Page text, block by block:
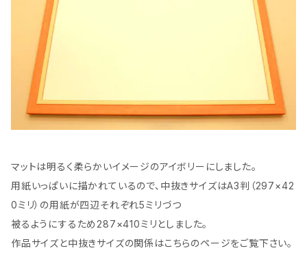
マットは明るく柔らかいイメージのアイボリーにしました。
用紙いっぱいに描かれているので、中抜きサイズはA3判（297×42
0ミリ）の用紙が四辺それぞれ5ミリづつ
被るようにするため287×410ミリとしました。
作品サイズと中抜きサイズの関係はこちらのページをご覧下さい。